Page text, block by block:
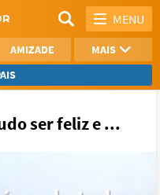
MENU
AMIZADE
MAIS
AGRADECIMENTO
ser feliz e ...